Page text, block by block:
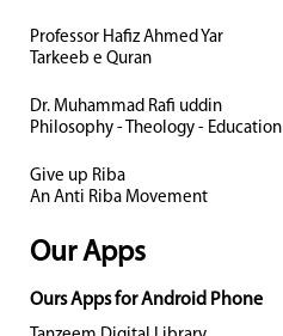
Professor Hafiz Ahmed Yar
Tarkeeb e Quran
Dr. Muhammad Rafi uddin
Philosophy - Theology - Education
Give up Riba
An Anti Riba Movement
Our Apps
Ours Apps for Android Phone